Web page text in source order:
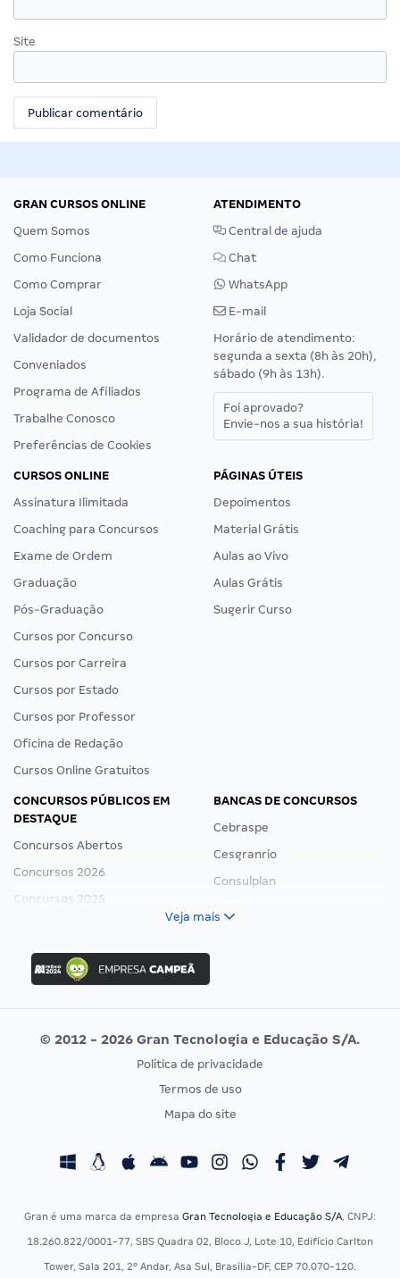
Site
GRAN CURSOS ONLINE
Quem Somos
Como Funciona
Como Comprar
Loja Social
Validador de documentos
Conveniados
Programa de Afiliados
Trabalhe Conosco
Preferências de Cookies
ATENDIMENTO
Central de ajuda
Chat
WhatsApp
E-mail
Horário de atendimento:
segunda a sexta (8h às 20h),
sábado (9h às 13h).
Foi aprovado?
Envie-nos a sua história!
CURSOS ONLINE
Assinatura Ilimitada
Coaching para Concursos
Exame de Ordem
Graduação
Pós-Graduação
Cursos por Concurso
Cursos por Carreira
Cursos por Estado
Cursos por Professor
Oficina de Redação
Cursos Online Gratuitos
PÁGINAS ÚTEIS
Depoimentos
Material Grátis
Aulas ao Vivo
Aulas Grátis
Sugerir Curso
CONCURSOS PÚBLICOS EM
DESTAQUE
Concursos Abertos
Concursos 2026
Concursos 2025
Concurso Ibama
Concurso MPU
Editais publicados
BANCAS DE CONCURSOS
Cebraspe
Cesgranrio
Consulplan
Vunesp
CONCURSOS POR PROFISSÃO
Concursos Fiscais
EXAME DE ORDEM
Calendário OAB
Veja mais
© 2012 - 2026 Gran Tecnologia e Educação S/A.
Política de privacidade
Termos de uso
Mapa do site
Gran é uma marca da empresa Gran Tecnologia e Educação S/A, CNPJ:
18.260.822/0001-77, SBS Quadra 02, Bloco J, Lote 10, Edifício Carlton
Tower, Sala 201, 2º Andar, Asa Sul, Brasília-DF, CEP 70.070-120.